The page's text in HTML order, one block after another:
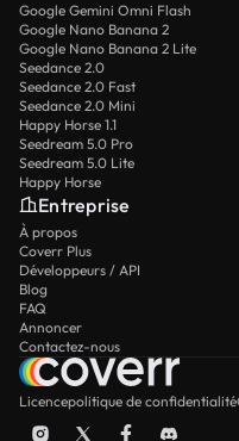
Google Gemini Omni Flash
Google Nano Banana 2
Google Nano Banana 2 Lite
Seedance 2.0
Seedance 2.0 Fast
Seedance 2.0 Mini
Happy Horse 1.1
Seedream 5.0 Pro
Seedream 5.0 Lite
Happy Horse
Entreprise
À propos
Coverr Plus
Développeurs / API
Blog
FAQ
Annoncer
Contactez-nous
Licencepolitique de confidentialité